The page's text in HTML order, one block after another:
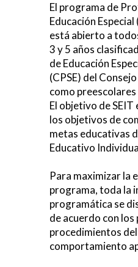
El programa de
Educación Especial
está abierto a
3 y 5 años
de Educación
(CPSE) del
como
El objetivo de
los objetivos de
metas educativas
Educativo
Para maximizar la
programa, toda la
programática se
de acuerdo con los
procedimientos
comportamiento